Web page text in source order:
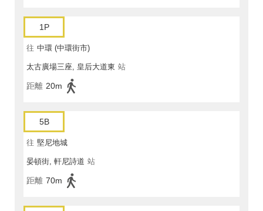
1P
往 中環 (中環街市)
太古廣場三座, 皇后大道東 站
距離 20m
5B
往 堅尼地城
晏頓街, 軒尼詩道 站
距離 70m